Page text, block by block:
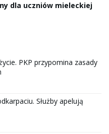
dla uczniów mieleckiej
PKP przypomina zasady
Służby apelują